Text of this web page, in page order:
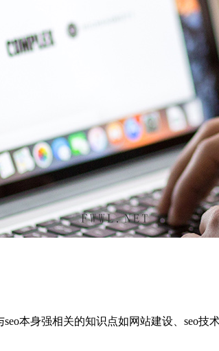
身强相关的知识点如网站建设、seo技